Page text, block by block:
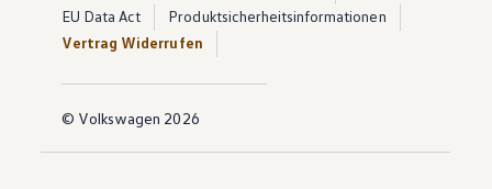
EU Data Act
Produktsicherheitsinformationen
Vertrag Widerrufen
© Volkswagen 2026